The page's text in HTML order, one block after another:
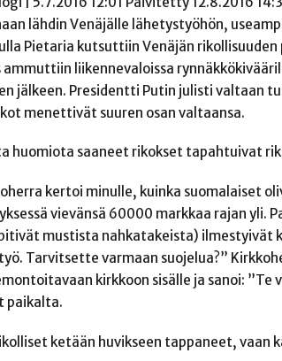
lähdin Venäjälle lähetystyöhön,
Pietaria kutsuttiin Venäjän rikollisuuden
ammuttiin liikennevaloissa
jälkeen. Presidentti Putin julisti valtaan
menettivät suuren osan valtaansa.
huomiota saaneet rikokset tapahtuivat
kertoi minulle, kuinka suomalaiset
vievänsä 60000 markkaa rajan yli.
mustista nahkatakeista) ilmestyivät
Tarvitsette varmaan suojelua?”
kirkkoon sisälle ja sanoi:
paikalta.
ketään huvikseen tappaneet, vaan